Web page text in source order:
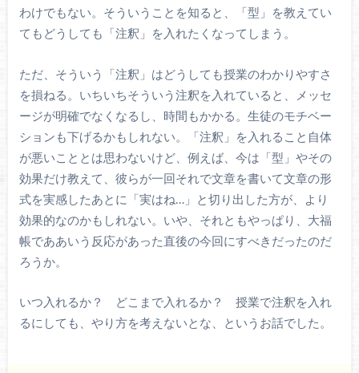
わけでもない。そういうことを知ると、「型」を教えてい
てもどうしても「注釈」を入れたくなってしまう。
ただ、そういう「注釈」はどうしても授業のわかりやすさ
を損ねる。いちいちそういう注釈を入れていると、メッセ
ージが明確でなくなるし、時間もかかる。生徒のモチベー
ションも下げるかもしれない。「注釈」を入れること自体
が悪いこととは思わないけど、例えば、今は「型」やその
効果だけ教えて、彼らが一回それで文章を書いて文章の形
式を実感したあとに「実はね…」と切り出した方が、より
効果的なのかもしれない。いや、それともやっぱり、大福
帳でああいう反応があった直後の今回にすべきだったのだ
ろうか。
いつ入れるか？ どこまで入れるか？ 授業で注釈を入れ
るにしても、やり方を考えないとな、というお話でした。